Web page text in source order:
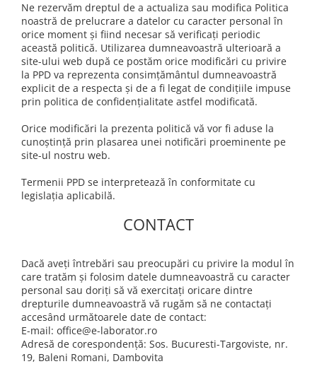
Ne rezervăm dreptul de a actualiza sau modifica Politica
noastră de prelucrare a datelor cu caracter personal în
orice moment și fiind necesar să verificați periodic
această politică. Utilizarea dumneavoastră ulterioară a
site-ului web după ce postăm orice modificări cu privire
la PPD va reprezenta consimțământul dumneavoastră
explicit de a respecta și de a fi legat de condițiile impuse
prin politica de confidențialitate astfel modificată.
Orice modificări la prezenta politică vă vor fi aduse la
cunoștință prin plasarea unei notificări proeminente pe
site-ul nostru web.
Termenii PPD se interpretează în conformitate cu
legislația aplicabilă.
CONTACT
Dacă aveți întrebări sau preocupări cu privire la modul în
care tratăm și folosim datele dumneavoastră cu caracter
personal sau doriți să vă exercitați oricare dintre
drepturile dumneavoastră vă rugăm să ne contactați
accesând următoarele date de contact:
E-mail: office@e-laborator.ro
Adresă de corespondență: Sos. Bucuresti-Targoviste, nr.
19, Baleni Romani, Dambovita